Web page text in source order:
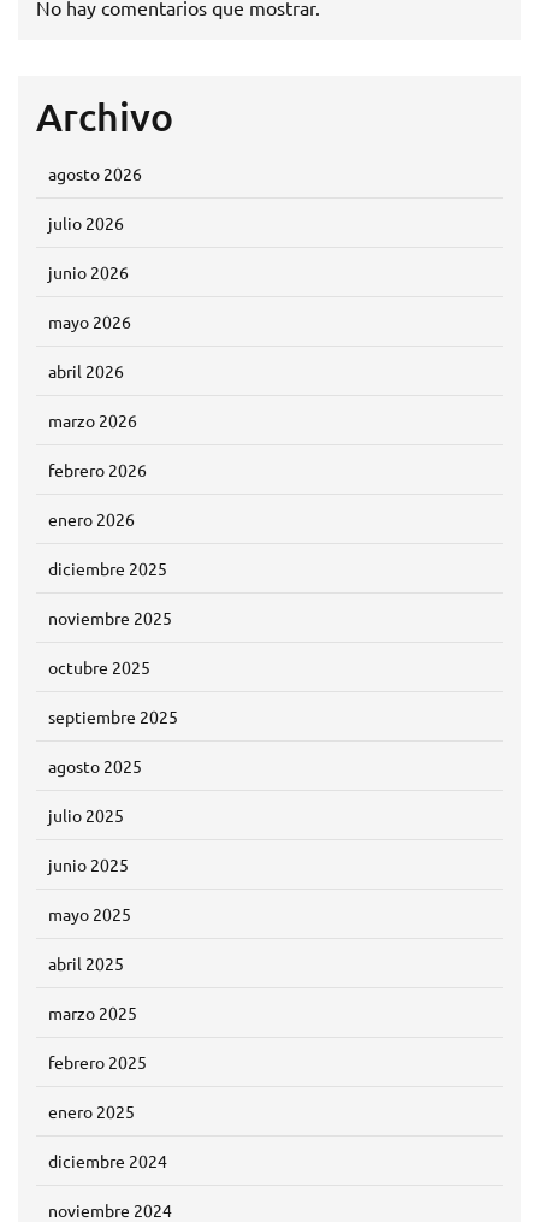
No hay comentarios que mostrar.
Archivo
agosto 2026
julio 2026
junio 2026
mayo 2026
abril 2026
marzo 2026
febrero 2026
enero 2026
diciembre 2025
noviembre 2025
octubre 2025
septiembre 2025
agosto 2025
julio 2025
junio 2025
mayo 2025
abril 2025
marzo 2025
febrero 2025
enero 2025
diciembre 2024
noviembre 2024